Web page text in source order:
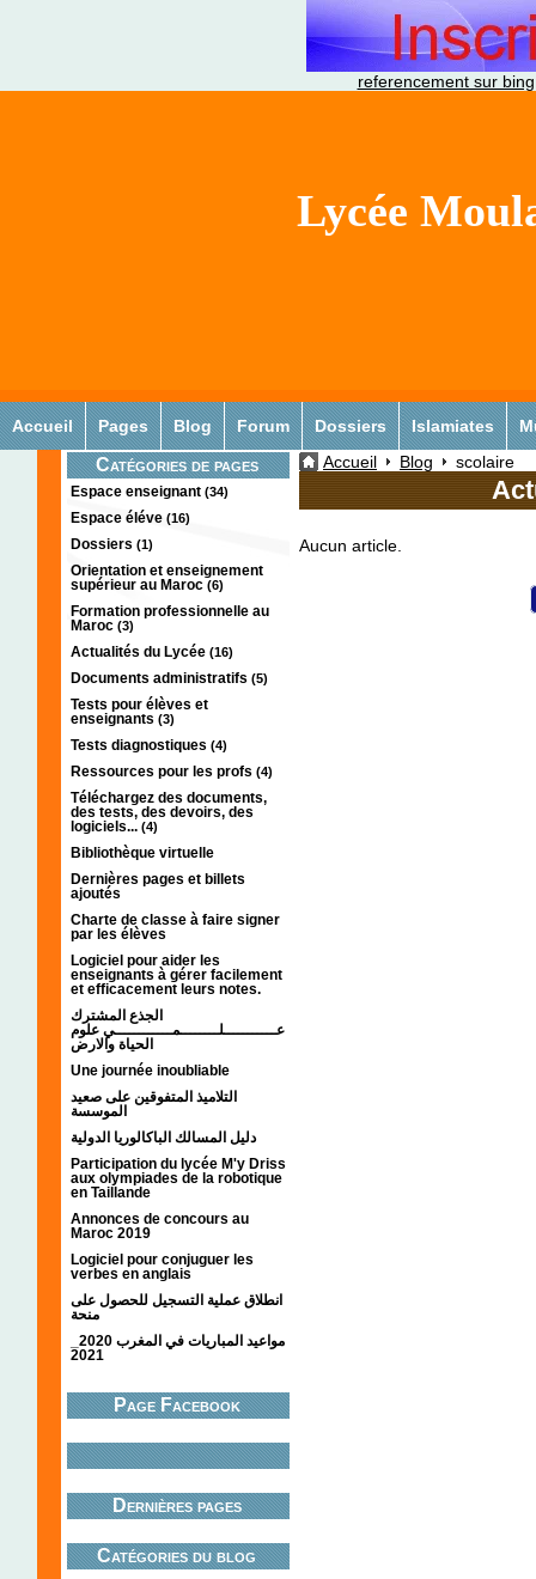
referencement sur bing
Lycée
Accueil Pages Blog Forum Dossiers Islamiates
Catégories de pages
Espace enseignant (34)
Espace éléve (16)
Dossiers (1)
Orientation et enseignement
supérieur au Maroc (6)
Formation professionnelle au
Maroc (3)
Actualités du Lycée (16)
Documents administratifs (5)
Tests pour élèves et
enseignants (3)
Tests diagnostiques (4)
Ressources pour les profs (4)
Téléchargez des documents,
des tests, des devoirs, des
logiciels... (4)
Bibliothèque virtuelle
Dernières pages et billets
ajoutés
Charte de classe à faire signer
par les élèves
Logiciel pour aider les
enseignants à gérer facilement
et efficacement leurs notes.
الجذع المشترك
عـــــــــــلــــــــمــــــــــــي علوم
الحياة والارض
Une journée inoubliable
التلاميذ المتفوقين على صعيد
الموسسة
دليل المسالك الباكالوريا الدولية
Participation du lycée M'y Driss
aux olympiades de la robotique
en Taillande
Annonces de concours au
Maroc 2019
Logiciel pour conjuguer les
verbes en anglais
انطلاق عملية التسجيل للحصول على
منحة
2021
Page Facebook
Dernières pages
Catégories du blog
Accueil Blog scolaire
Aucun article.